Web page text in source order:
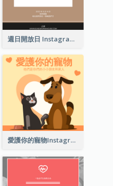
週日開放日 Instagram 帖子
愛護你的寵物Instagram帖子